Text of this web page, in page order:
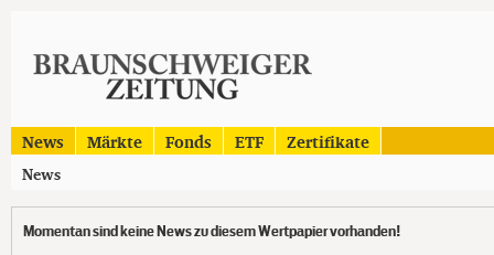
News Märkte Fonds ETF Zertifikate
News
Momentan sind keine News zu diesem Wertpapier vorhanden!